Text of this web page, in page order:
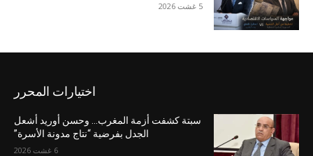
5 غشت 2026
اختيارات المحرر
سبتة كشفت أزمة المغرب… وحسن أوريد أشعل
الجدل بفرضية “نتاج مدونة الأسرة”
6 غشت 2026